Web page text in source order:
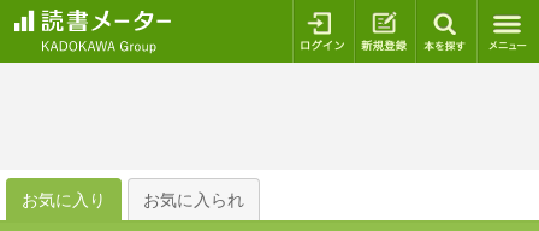
ログイン 新規登録
お気に入り お気に入られ